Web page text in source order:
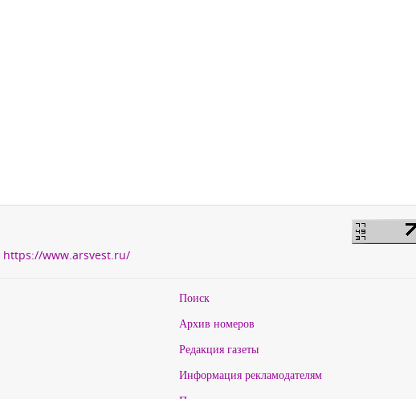
https://www.arsvest.ru/
Поиск
Архив номеров
Редакция газеты
Информация рекламодателям